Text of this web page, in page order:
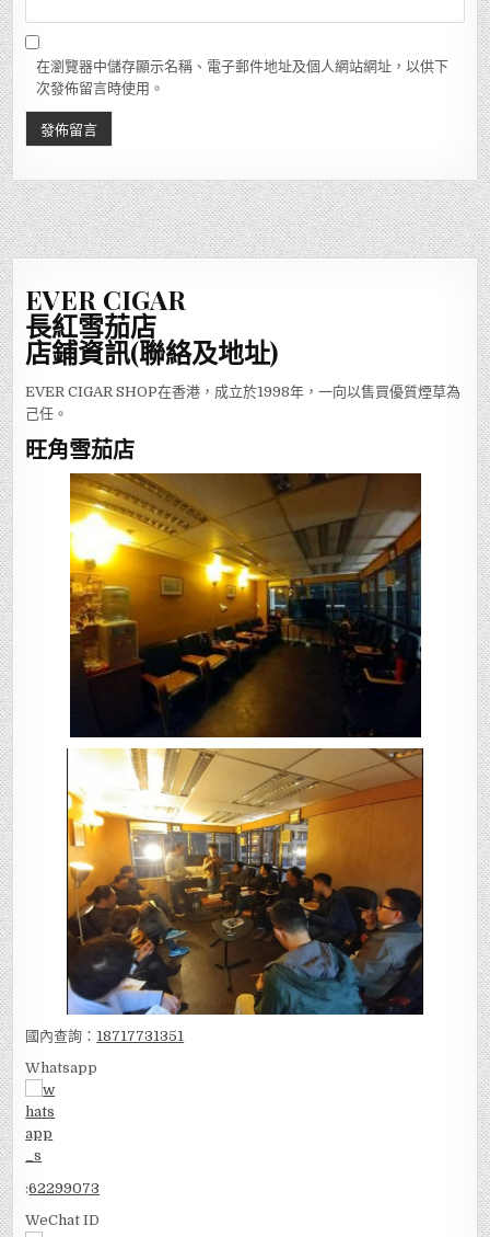
在瀏覽器中儲存顯示名稱、電子郵件地址及個人網站網址，以供下
次發佈留言時使用。
EVER CIGAR
長紅雪茄店
店鋪資訊(聯絡及地址)
EVER CIGAR SHOP在香港，成立於1998年，一向以售買優質煙草為
己任。
旺角雪茄店
國內查詢： 18717731351
Whatsapp
:62299073
WeChat ID